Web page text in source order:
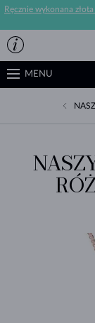
Ręcznie wykonana
MENU